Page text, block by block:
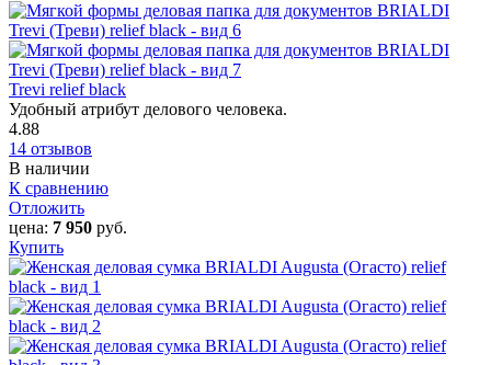
Trevi relief black
Удобный атрибут делового человека.
4.88
14 отзывов
В наличии
К сравнению
Отложить
цена: 7 950 руб.
Купить